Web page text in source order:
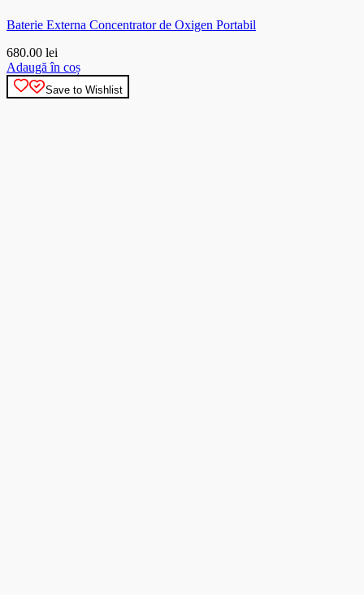
Baterie Externa Concentrator de Oxigen Portabil
680.00 lei
Adaugă în coș
Save to Wishlist